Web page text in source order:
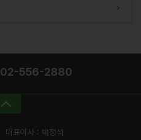
02-556-2880
대표이사 : 박정석